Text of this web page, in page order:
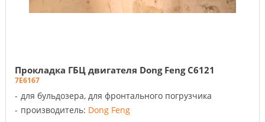
Прокладка ГБЦ двигателя Dong Feng C6121
7E6167
для бульдозера, для фронтального погрузчика
производитель: Dong Feng